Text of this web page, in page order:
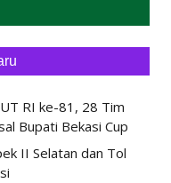
RI ke-81, 28 Tim
Bupati Bekasi Cup
II Selatan dan Tol